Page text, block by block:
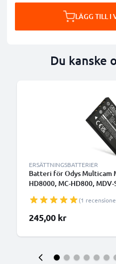
LÄGG TILL I
Du kanske
ERSÄTTNINGSBATTERIER
Batteri för Odys Multicam
HD8000, MC-HD800,
(1
245,00 kr